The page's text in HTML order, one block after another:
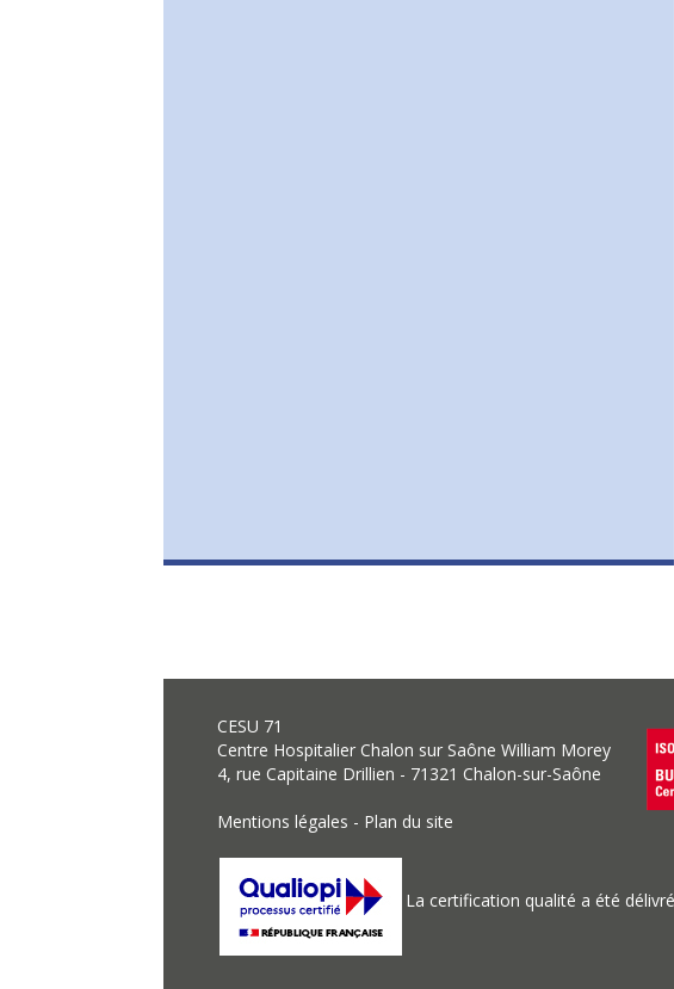
CESU 71
Centre Hospitalier Chalon sur Saône William Morey
4, rue Capitaine Drillien - 71321 Chalon-sur-Saône
Mentions légales - Plan du site
La certification qualité a été